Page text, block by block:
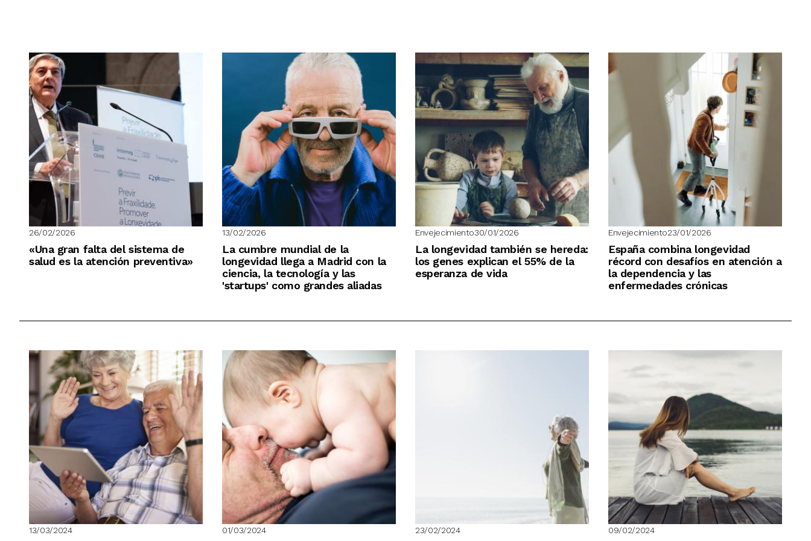
26/02/2026
«Una gran falta del sistema de
salud es la atención preventiva»
13/02/2026
La cumbre mundial de la
longevidad llega a Madrid con la
ciencia, la tecnología y las
'startups' como grandes aliadas
Envejecimiento30/01/2026
La longevidad también se hereda:
los genes explican el 55% de la
esperanza de vida
Envejecimiento23/01/2026
España combina longevidad
récord con desafíos en atención a
la dependencia y las
enfermedades crónicas
13/03/2024 01/03/2024 23/02/2024 09/02/2024